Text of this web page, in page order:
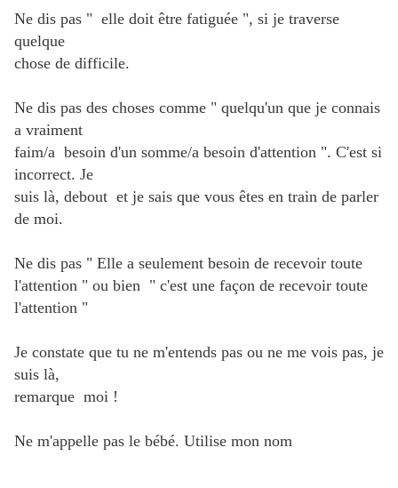
Ne dis pas " elle doit être fatiguée ", si je traverse
quelque
chose de difficile.
Ne dis pas des choses comme " quelqu'un que je connais
a vraiment
faim/a besoin d'un somme/a besoin d'attention ". C'est si
incorrect. Je
suis là, debout et je sais que vous êtes en train de parler
de moi.
Ne dis pas " Elle a seulement besoin de recevoir toute
l'attention " ou bien " c'est une façon de recevoir toute
l'attention "
Je constate que tu ne m'entends pas ou ne me vois pas, je
suis là,
remarque moi !
Ne m'appelle pas le bébé. Utilise mon nom